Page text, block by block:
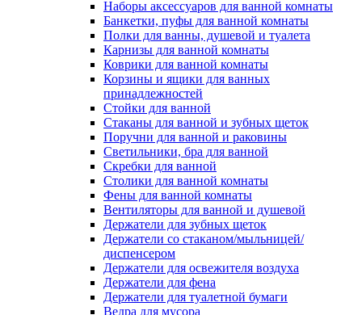
Наборы аксессуаров для ванной комнаты
Банкетки, пуфы для ванной комнаты
Полки для ванны, душевой и туалета
Карнизы для ванной комнаты
Коврики для ванной комнаты
Корзины и ящики для ванных
принадлежностей
Стойки для ванной
Стаканы для ванной и зубных щеток
Поручни для ванной и раковины
Светильники, бра для ванной
Скребки для ванной
Столики для ванной комнаты
Фены для ванной комнаты
Вентиляторы для ванной и душевой
Держатели для зубных щеток
Держатели со стаканом/мыльницей/
диспенсером
Держатели для освежителя воздуха
Держатели для фена
Держатели для туалетной бумаги
Ведра для мусора